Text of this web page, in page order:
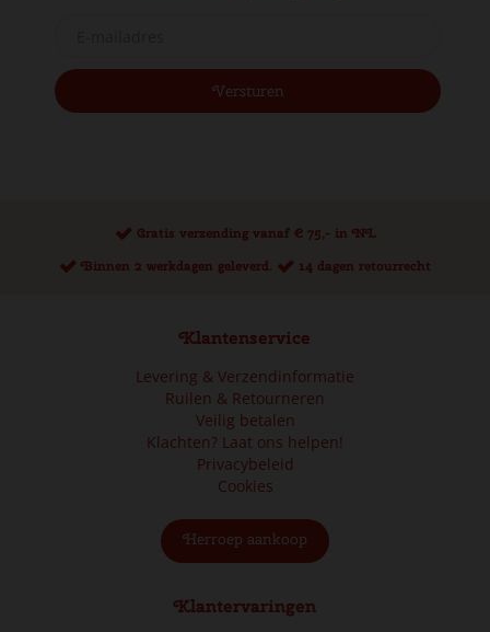
Gratis verzending vanaf € 75,- in NL
Binnen 2 werkdagen geleverd.
14 dagen retourrecht
Klantenservice
Levering & Verzendinformatie
Ruilen & Retourneren
Veilig betalen
Klachten? Laat ons helpen!
Privacybeleid
Cookies
Herroep aankoop
Klantervaringen